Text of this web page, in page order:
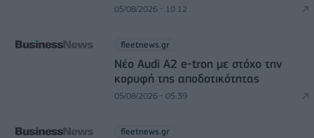
05/08/2026 - 10:12
fleetnews.gr
Νέο Audi A2 e-tron με στόχο την
κορυφή της αποδοτικότητας
05/08/2026 - 05:39
fleetnews.gr